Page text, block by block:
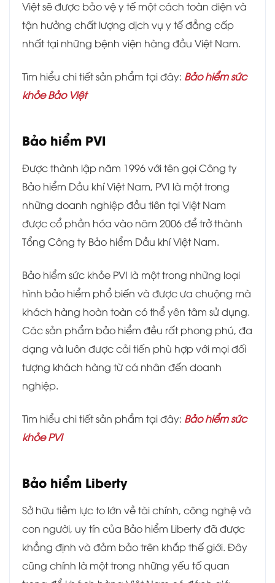
Việt sẽ được bảo vệ y tế một cách toàn diện và
tận hưởng chất lượng dịch vụ y tế đẳng cấp
nhất tại những bệnh viện hàng đầu Việt Nam.
Tìm hiểu chi tiết sản phẩm tại đây: Bảo hiểm sức
khỏe Bảo Việt
Bảo hiểm PVI
Được thành lập năm 1996 với tên gọi Công ty
Bảo hiểm Dầu khí Việt Nam, PVI là một trong
những doanh nghiệp đầu tiên tại Việt Nam
được cổ phần hóa vào năm 2006 để trở thành
Tổng Công ty Bảo hiểm Dầu khí Việt Nam.
Bảo hiểm sức khỏe PVI là một trong những loại
hình bảo hiểm phổ biến và được ưa chuộng mà
khách hàng hoàn toàn có thể yên tâm sử dụng.
Các sản phẩm bảo hiểm đều rất phong phú, đa
dạng và luôn được cải tiến phù hợp với mọi đối
tượng khách hàng từ cá nhân đến doanh
nghiệp.
Tìm hiểu chi tiết sản phẩm tại đây: Bảo hiểm sức
khỏe PVI
Bảo hiểm Liberty
Sở hữu tiềm lực to lớn về tài chính, công nghệ và
con người, uy tín của Bảo hiểm Liberty đã được
khẳng định và đảm bảo trên khắp thế giới. Đây
cũng chính là một trong những yếu tố quan